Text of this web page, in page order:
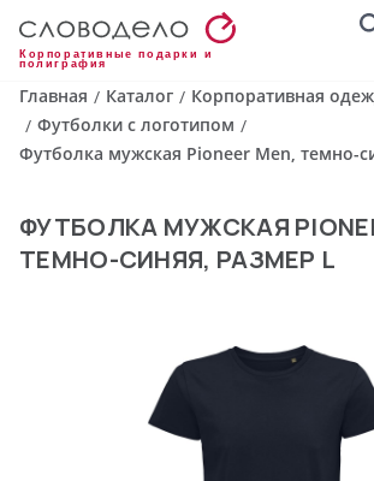
Корпоративные подарки и
полиграфия
Главная / Каталог / Корпоративная
/ Футболки с логотипом /
Футболка мужская Pioneer Men, темно-
ФУТБОЛКА МУЖСКАЯ
ТЕМНО-СИНЯЯ, РАЗМЕР L